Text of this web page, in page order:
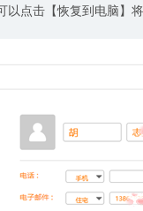
点击【恢复到电脑】